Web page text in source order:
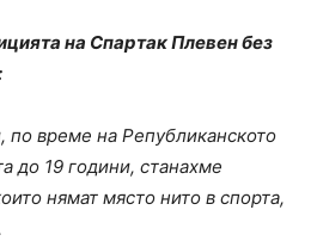
на Спартак Плевен без
по време на Републиканското
до 19 години, станахме
нямат място нито в спорта,